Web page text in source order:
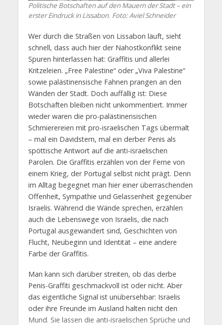
Politische Botschaften auf den Mauern der Stadt – ein
erster Eindruck in Lissabon. Foto: Aviel Schneider
Wer durch die Straßen von Lissabon läuft, sieht
schnell, dass auch hier der Nahostkonflikt seine
Spuren hinterlassen hat: Graffitis und allerlei
Kritzeleien. „Free Palestine“ oder „Viva Palestine“
sowie palästinensische Fahnen prangen an den
Wänden der Stadt. Doch auffällig ist: Diese
Botschaften bleiben nicht unkommentiert. Immer
wieder waren die pro-palästinensischen
Schmierereien mit pro-israelischen Tags übermalt
– mal ein Davidstern, mal ein derber Penis als
spöttische Antwort auf die anti-israelischen
Parolen. Die Graffitis erzählen von der Ferne von
einem Krieg, der Portugal selbst nicht prägt. Denn
im Alltag begegnet man hier einer überraschenden
Offenheit, Sympathie und Gelassenheit gegenüber
Israelis. Während die Wände sprechen, erzählen
auch die Lebenswege von Israelis, die nach
Portugal ausgewandert sind, Geschichten von
Flucht, Neubeginn und Identität – eine andere
Farbe der Graffitis.
Man kann sich darüber streiten, ob das derbe
Penis-Graffiti geschmackvoll ist oder nicht. Aber
das eigentliche Signal ist unübersehbar: Israelis
oder ihre Freunde im Ausland halten nicht den
Mund. Sie lassen die anti-israelischen Sprüche und